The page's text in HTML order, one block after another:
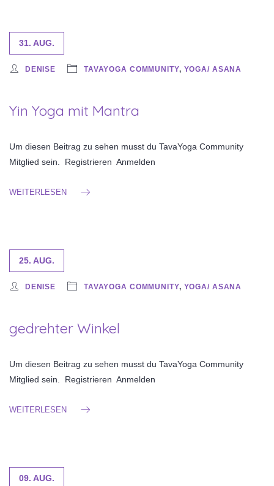
31. AUG.
DENISE TAVAYOGA COMMUNITY, YOGA/ ASANA
Yin Yoga mit Mantra
Um diesen Beitrag zu sehen musst du TavaYoga Community
Mitglied sein. Registrieren Anmelden
WEITERLESEN
25. AUG.
DENISE TAVAYOGA COMMUNITY, YOGA/ ASANA
gedrehter Winkel
Um diesen Beitrag zu sehen musst du TavaYoga Community
Mitglied sein. Registrieren Anmelden
WEITERLESEN
09. AUG.